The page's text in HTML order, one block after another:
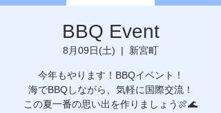
BBQ Event
8月09日(土)
  |
新宮町
今年もやります！BBQイベント！
海でBBQしながら、気軽に国際交流！
この夏一番の思い出を作りましょう🍖🌊